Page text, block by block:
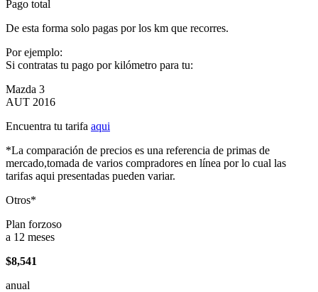
Pago total
De esta forma solo pagas por los km que recorres.
Por ejemplo:
Si contratas tu pago por kilómetro para tu:
Mazda 3
AUT 2016
Encuentra tu tarifa aqui
*La comparación de precios es una referencia de primas de
mercado,tomada de varios compradores en línea por lo cual las
tarifas aqui presentadas pueden variar.
Otros*
Plan forzoso
a 12 meses
$8,541
anual